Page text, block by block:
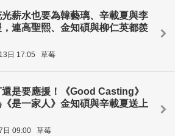
薪水也要為韓藝璃、辛載夏與李
連高聖熙、金知碩與柳仁英都羨
日 17:05 草莓
是要應援！《Good Casting》
是一家人》金知碩與辛載夏送上
日 09:00 草莓